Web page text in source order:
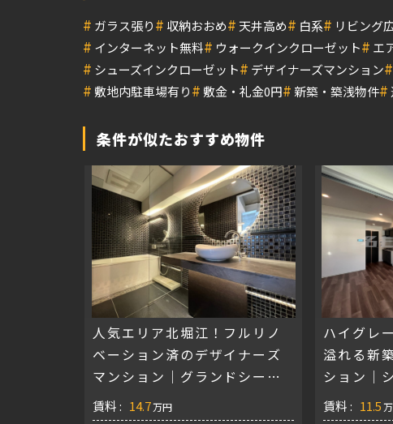
# ガラス張り# 収納おおめ# 天井高め# 白系# リビング
# インターネット無料# ウォークインクローゼット# エ
# シューズインクローゼット# デザイナーズマンション#
# 敷地内駐車場有り# 敷金・礼金0円#新築・築浅物件#
条件が似たおすすめ物件
人気エリア北堀江！フルリノ
ベーション済のデザイナーズ
マンション｜グランドシーズ
心斎橋Ⅱ
賃料 : 14.7万円
ハイグレ
溢れる新
ション｜
波座
賃料 : 11.5